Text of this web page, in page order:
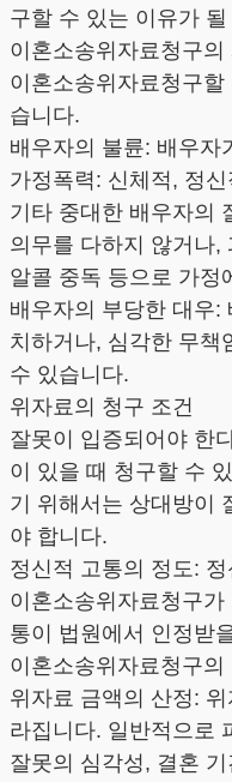
구할 수 있는 이유가
이혼소송위자료청구의
이혼소송위자료청구
습니다.
배우자의 불륜: 배우자
가정폭력: 신체적, 정
기타 중대한 배우자의
의무를 다하지 않거나,
알콜 중독 등으로 가정
배우자의 부당한 대우:
치하거나, 심각한 무책
수 있습니다.
위자료의 청구 조건
잘못이 입증되어야 한
이 있을 때 청구할 수
기 위해서는 상대방이
야 합니다.
정신적 고통의 정도:
이혼소송위자료청구
통이 법원에서 인정받
이혼소송위자료청구의
위자료 금액의 산정:
라집니다. 일반적으로
잘못의 심각성, 결혼